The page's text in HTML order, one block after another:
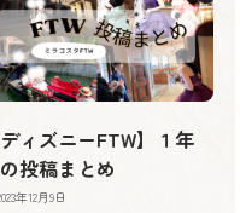
ディズニーFTW】１年
投稿まとめ
年12月9日